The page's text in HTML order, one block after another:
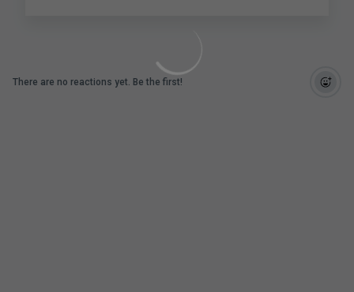
There are no reactions yet. Be the first!